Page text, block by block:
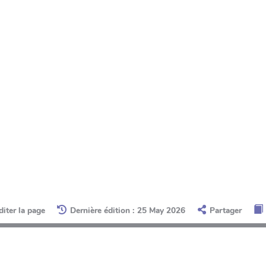
la page Dernière édition : 25 May 2026 Partager